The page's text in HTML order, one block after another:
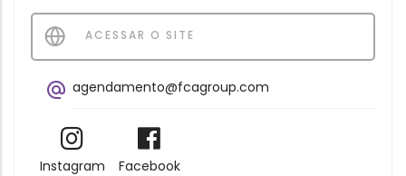
ACESSAR O SITE
agendamento@fcagroup.com
Instagram Facebook